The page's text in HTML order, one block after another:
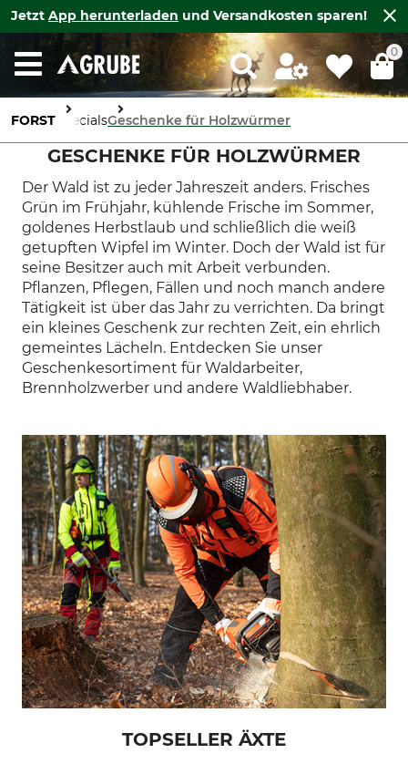
Jetzt App herunterladen und Versandkosten sparen!
0
FORST SpecialsGeschenke für Holzwürmer
GESCHENKE FÜR HOLZWÜRMER
Der Wald ist zu jeder Jahreszeit anders. Frisches
Grün im Frühjahr, kühlende Frische im Sommer,
goldenes Herbstlaub und schließlich die weiß
getupften Wipfel im Winter. Doch der Wald ist für
seine Besitzer auch mit Arbeit verbunden.
Pflanzen, Pflegen, Fällen und noch manch andere
Tätigkeit ist über das Jahr zu verrichten. Da bringt
ein kleines Geschenk zur rechten Zeit, ein ehrlich
gemeintes Lächeln. Entdecken Sie unser
Geschenkesortiment für Waldarbeiter,
Brennholzwerber und andere Waldliebhaber.
TOPSELLER ÄXTE